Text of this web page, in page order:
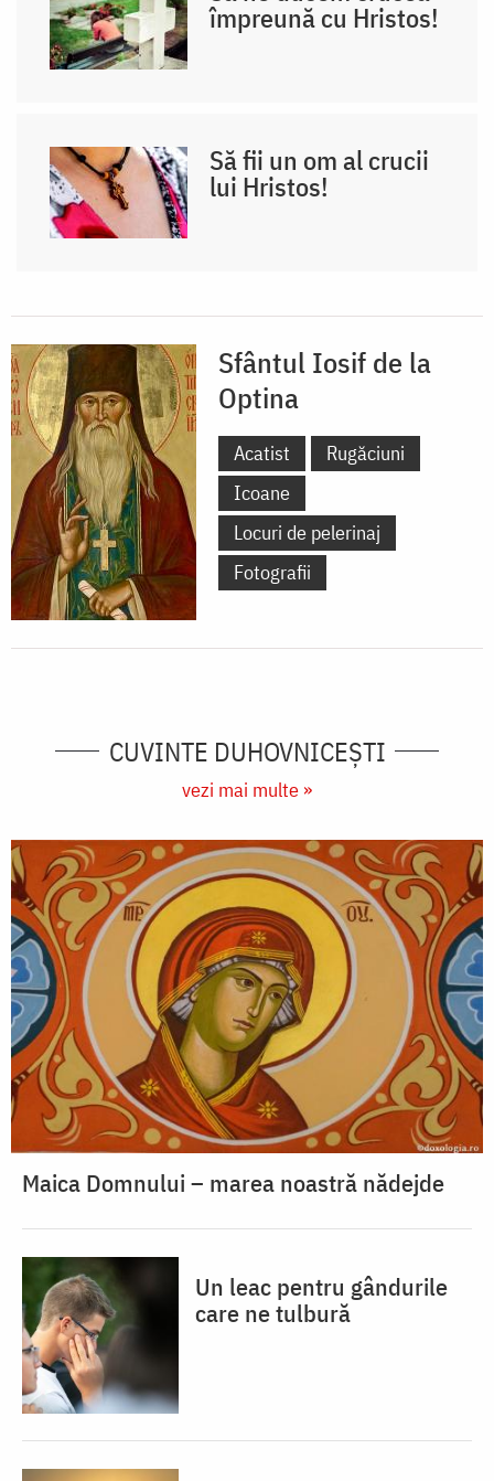
împreună cu Hristos!
Să fii un om al crucii
lui Hristos!
Sfântul Iosif de la
Optina
Acatist
Rugăciuni
Icoane
Locuri de pelerinaj
Fotografii
CUVINTE DUHOVNICEȘTI
vezi mai multe »
Maica Domnului – marea noastră nădejde
Un leac pentru gândurile
care ne tulbură